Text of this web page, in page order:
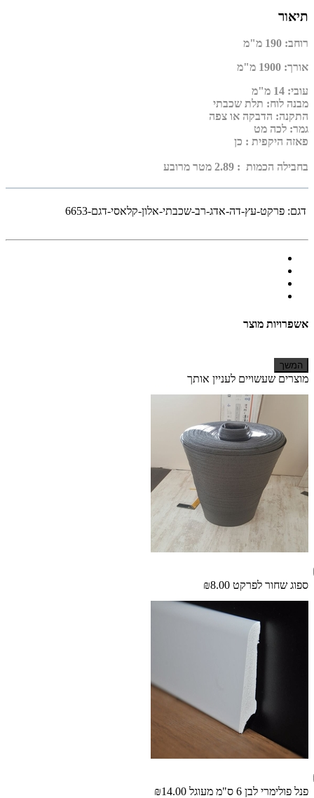
תיאור
רוחב: 190 מ"מ
אורך: 1900 מ"מ
עובי: 14 מ"מ
מבנה לוח: תלת שכבתי
התקנה: הדבקה או צפה
גמר: לכה מט
פאזה היקפית : כן
בחבילה הכמות : 2.89 מטר מרובע
דגם: פרקט-עץ-דה-אדג-רב-שכבתי-אלון-קלאסי-דגם-6653
אשפרויות מוצר
המשך
מוצרים שעשויים לעניין אותך
ספוג שחור לפרקט ₪8.00
פנל פולימרי לבן 6 ס"מ מעוגל ₪14.00